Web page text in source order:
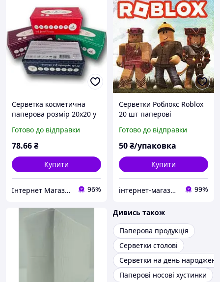
Серветка косметична
паперова розмір 20х20 у
Готово до відправки
78.66₴
Купити
Інтернет Магазин Світ Подарунків 96%
Серветки Роблокс Roblox
20 шт паперові
33х33 см
Готово до відправки
50₴/упаковка
Купити
інтернет-магазин Теремок 99%
Дивись також
Паперова продукція
Серветки столові
Серветки на день
Паперові носові хустинки